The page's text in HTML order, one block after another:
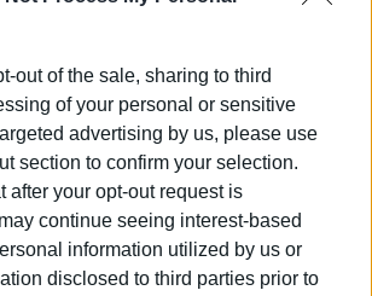
out of the sale, sharing to third
of your personal or sensitive
advertising by us, please use
section to confirm your selection.
after your opt-out request is
continue seeing interest-based
information utilized by us or
disclosed to third parties prior to
ξεκίνησαν με στόχο να μπουν
3, 4-4, 5-4, 4-5
(Κώστας Παυλίδης): Σαλαμάνης,
1, Ζιούτας, Γκοτσόπουλος,
Δ. 4, Παυλίδης Β. 4,
2, Σολογάνης 2, Σιώπκας,
1.